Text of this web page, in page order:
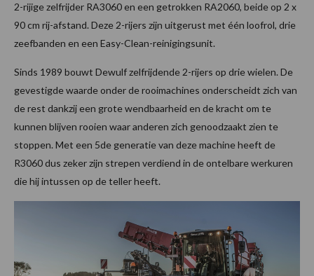
2-rijige zelfrijder RA3060 en een getrokken RA2060, beide op 2 x
90 cm rij-afstand. Deze 2-rijers zijn uitgerust met één loofrol, drie
zeefbanden en een Easy-Clean-reinigingsunit.
Sinds 1989 bouwt Dewulf zelfrijdende 2-rijers op drie wielen. De
gevestigde waarde onder de rooimachines onderscheidt zich van
de rest dankzij een grote wendbaarheid en de kracht om te
kunnen blijven rooien waar anderen zich genoodzaakt zien te
stoppen. Met een 5de generatie van deze machine heeft de
R3060 dus zeker zijn strepen verdiend in de ontelbare werkuren
die hij intussen op de teller heeft.